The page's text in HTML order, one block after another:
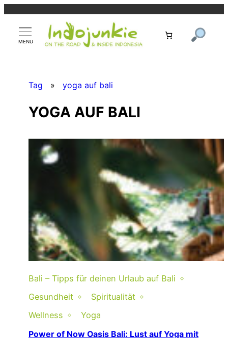
springen
Tag » yoga auf bali
YOGA AUF BALI
Bali – Tipps für deinen Urlaub auf Bali
Gesundheit
Spiritualität
Wellness
Yoga
Power of Now Oasis Bali: Lust auf Yoga mit